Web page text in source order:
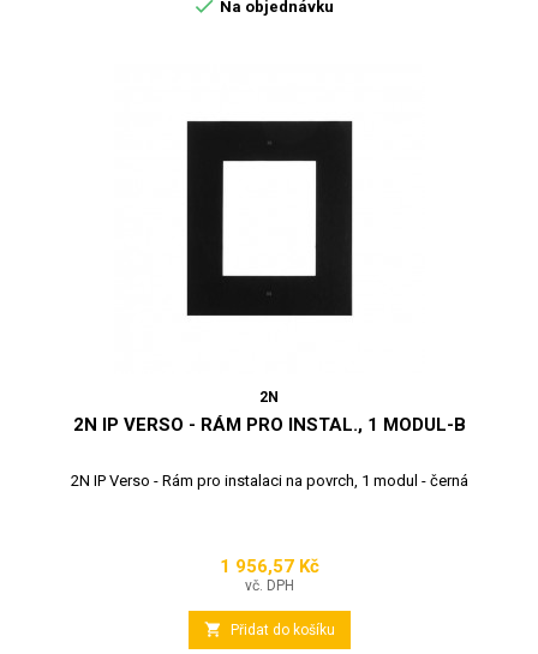
 Na objednávku
2N
2N IP VERSO - RÁM PRO INSTAL., 1 MODUL-B
2N IP Verso - Rám pro instalaci na povrch, 1 modul - černá
Cena
1 956,57 Kč
vč. DPH
 Přidat do košíku